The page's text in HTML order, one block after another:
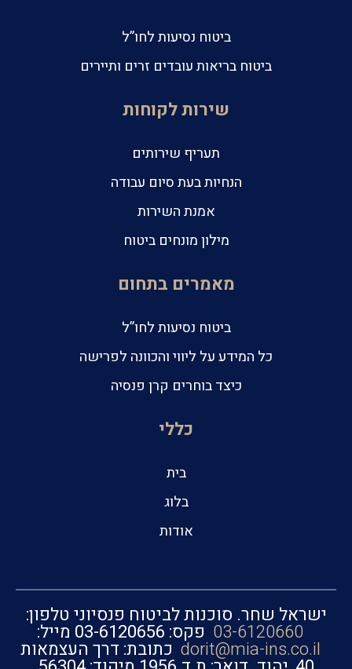
ביטוח נסיעות לחו”ל
ביטוח בריאות עובדים זרים ותיירים
שירות לקוחות
תעריף שירותים
הנחיות בעת סיום עבודה
אמנת השירות
מילון מונחים ביטוח
מאמרים בתחום
ביטוח נסיעות לחו”ל
כל המידע על ליווי והכוונה לפרישה
כיצד בוחרים קרן פנסיה
כללי
בית
בלוג
אודות
ישראל שחר. סוכנות לביטוח פנסיוני טלפון:
03-6120660 פקס: 03-6120656 מייל:
dorit@mia-ins.co.il כתובת: דרך העצמאות